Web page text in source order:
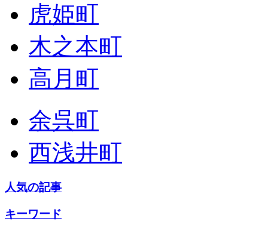
虎姫町
木之本町
高月町
余呉町
西浅井町
人気の記事
キーワード